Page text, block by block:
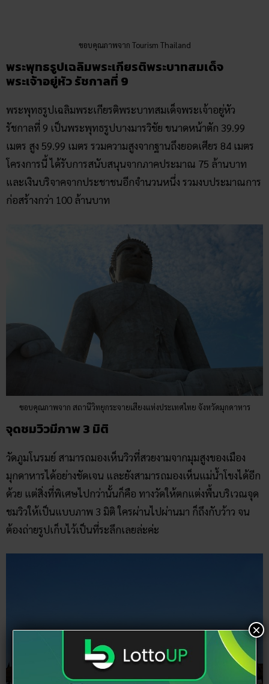
พระพุทธรูปเฉลิมพระเกียรติพระบาทสมเด็จพระเจ้าอยู่หัว
รัชกาลที่ 9 เป็นพระพุทธรูปบางมารวิชัย ขนาดหน้าตัก 39.99
เมตร สูง 59.99 เมตร รวมความสูงจากฐานถึงยอดเศียร 84 เมตร
และเงินบริจาคจากประชาชนอีกจำนวนหนึ่ง รวมงบประมาณการ
ก่อสร้างกว่า 100 ล้านบาท
ขอบคุณภาพจาก สถานีวิทยุกระจายเสียงแห่งประเทศไทย จังหวัดมุกดาหาร
3 มิติ
วัดภูมโนรมย์ สามารถมองเห็นวิวที่สวยงามจากมุมสูงของเมือง
มุกดาหารได้อย่างชัดเจน และยังสามารถมองเห็นแม่น้ำโขงได้อีก
ด้วย แต่สิ่งที่พิเศษไปกว่านั้นก็คือ ทางวัดให้ตกแต่งพื้นบริเวณจุด
ชมวิวให้เป็นแบบภาพ 3 มิติ ใครผ่านไปผ่านมา ก็ถึงกับว้าว จน
ต้องถ่ายรูปเก็บไว้เป็นที่ระลึกเลยล่ะค่ะ
×